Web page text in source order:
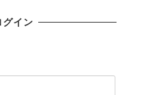
グイン